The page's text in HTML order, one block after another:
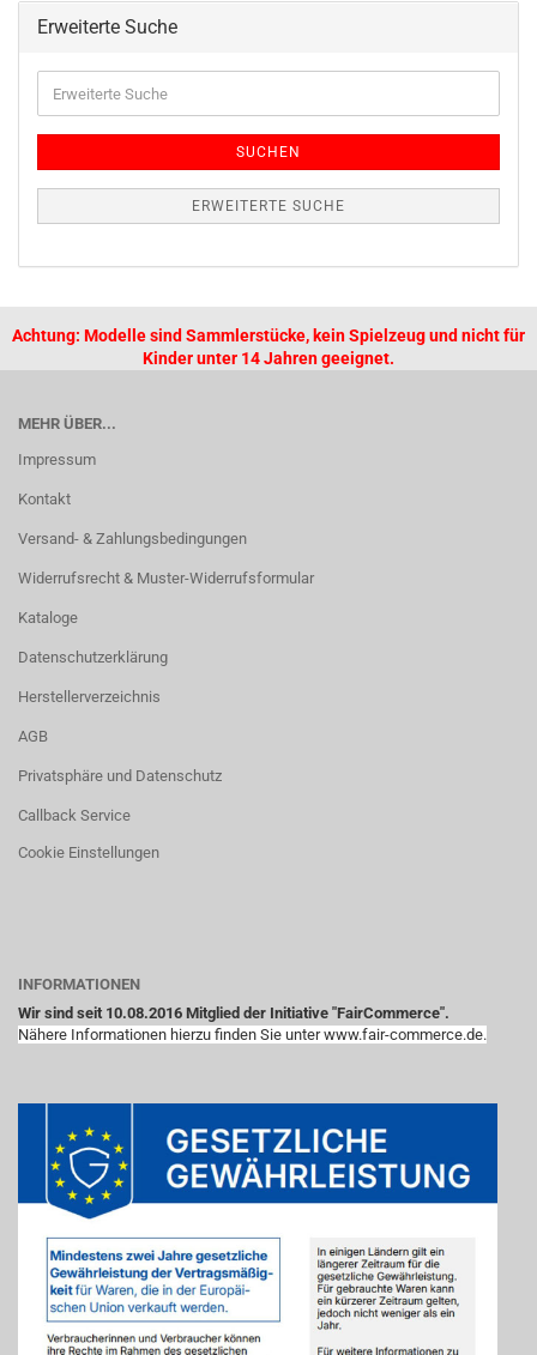
Erweiterte Suche
SUCHEN
ERWEITERTE SUCHE
Achtung: Modelle sind Sammlerstücke, kein Spielzeug und nicht für
Kinder unter 14 Jahren geeignet.
MEHR ÜBER...
Impressum
Kontakt
Versand- & Zahlungsbedingungen
Widerrufsrecht & Muster-Widerrufsformular
Kataloge
Datenschutzerklärung
Herstellerverzeichnis
AGB
Privatsphäre und Datenschutz
Callback Service
Cookie Einstellungen
INFORMATIONEN
Wir sind seit 10.08.2016 Mitglied der Initiative "FairCommerce".
Nähere Informationen hierzu finden Sie unter www.fair-commerce.de.